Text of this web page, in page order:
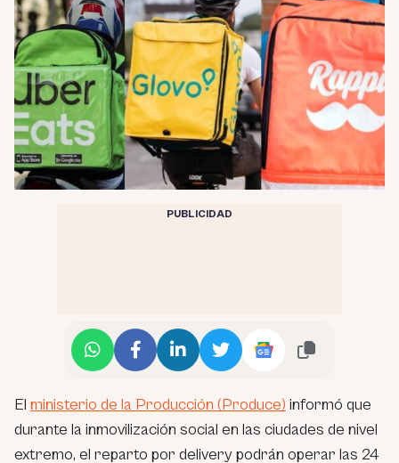
PUBLICIDAD
El ministerio de la Producción (Produce) informó que
durante la inmovilización social en las ciudades de nivel
extremo, el reparto por delivery podrán operar las 24